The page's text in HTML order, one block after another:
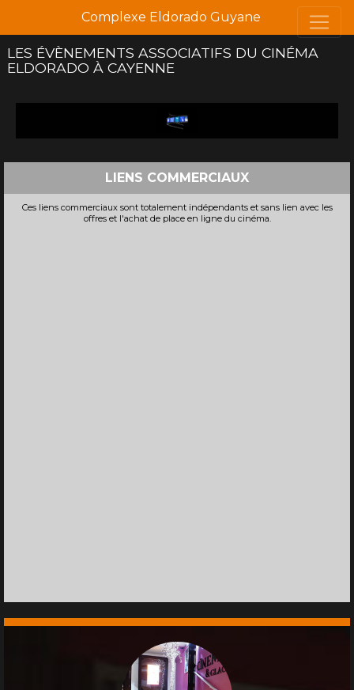
Complexe Eldorado Guyane
LES ÉVÈNEMENTS ASSOCIATIFS DU CINÉMA
ELDORADO À CAYENNE
LIENS COMMERCIAUX
Ces liens commerciaux sont totalement indépendants et sans lien avec les
offres et l'achat de place en ligne du cinéma.